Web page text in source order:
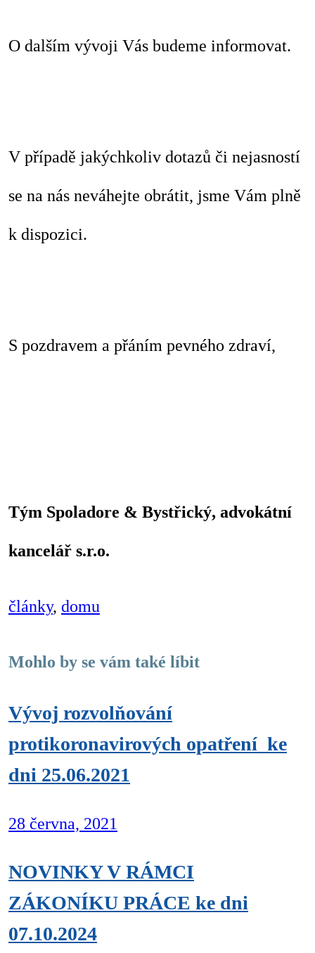
O dalším vývoji Vás budeme informovat.
V případě jakýchkoliv dotazů či nejasností
se na nás neváhejte obrátit, jsme Vám plně
k dispozici.
S pozdravem a přáním pevného zdraví,
Tým Spoladore & Bystřický, advokátní
kancelář s.r.o.
články, domu
Mohlo by se vám také líbit
Vývoj rozvolňování
protikoronavirových opatření_ke
dni 25.06.2021
28 června, 2021
NOVINKY V RÁMCI
ZÁKONÍKU PRÁCE ke dni
07.10.2024